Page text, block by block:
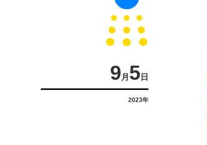
9 月 5日
2023年